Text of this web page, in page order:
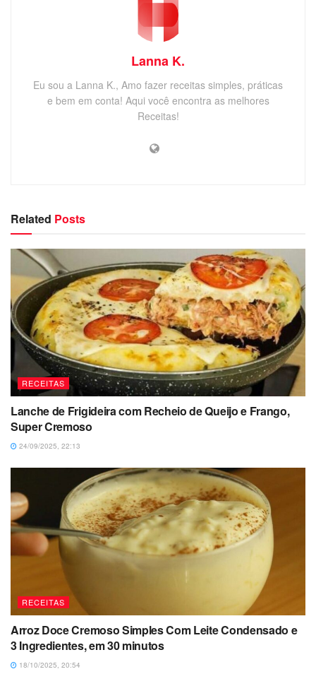
Lanna K.
Eu sou a Lanna K., Amo fazer receitas simples, práticas
e bem em conta! Aqui você encontra as melhores
Receitas!
Related Posts
RECEITAS
Lanche de Frigideira com Recheio de Queijo e Frango,
Super Cremoso
24/09/2025, 22:13
RECEITAS
Arroz Doce Cremoso Simples Com Leite Condensado e
3 Ingredientes, em 30 minutos
18/10/2025, 20:54